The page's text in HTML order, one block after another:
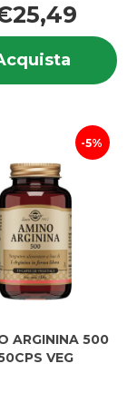
carrello
ARGININA 500
VEG
5%